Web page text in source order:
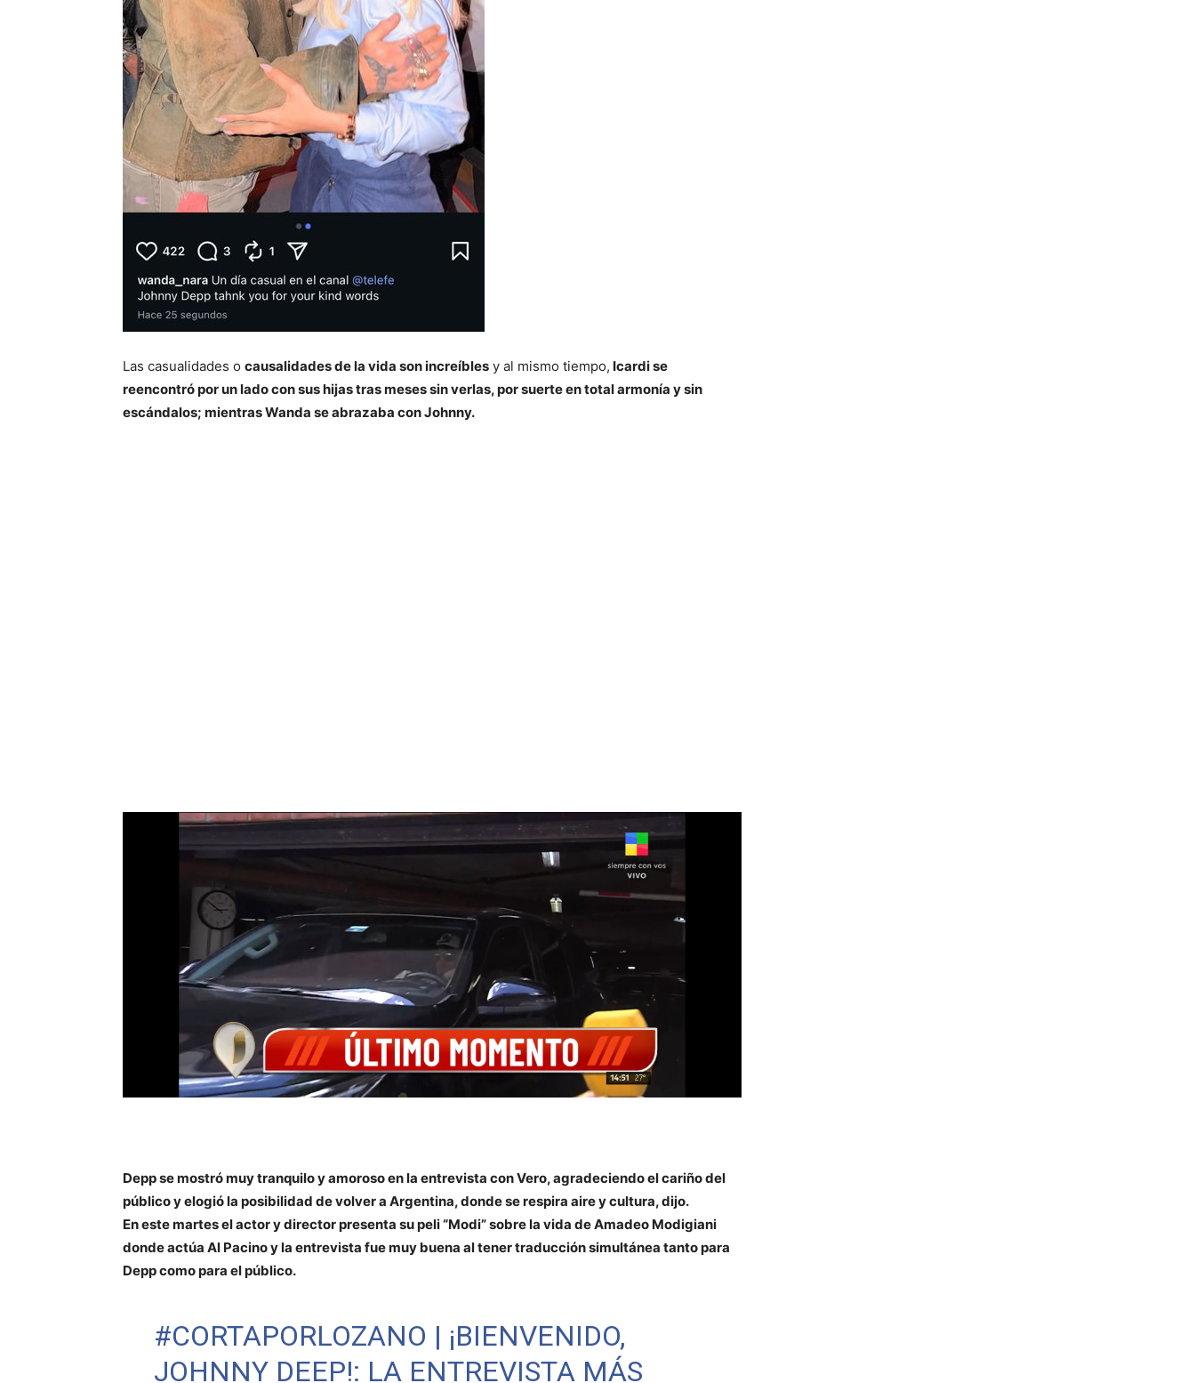
Las casualidades o causalidades de la vida son increíbles y al mismo tiempo, Icardi se
reencontró por un lado con sus hijas tras meses sin verlas, por suerte en total armonía y sin
escándalos; mientras Wanda se abrazaba con Johnny.
Depp se mostró muy tranquilo y amoroso en la entrevista con Vero, agradeciendo el cariño del
público y elogió la posibilidad de volver a Argentina, donde se respira aire y cultura, dijo.
En este martes el actor y director presenta su peli “Modi” sobre la vida de Amadeo Modigiani
donde actúa Al Pacino y la entrevista fue muy buena al tener traducción simultánea tanto para
Depp como para el público.
#CORTAPORLOZANO | ¡BIENVENIDO,
JOHNNY DEEP!: LA ENTREVISTA MÁS